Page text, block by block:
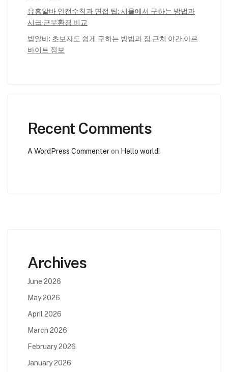
유흥알바 안전수칙과 면접 팁: 서울에서 구하는 방법과
시급·근무환경 비교
밤알바: 초보자도 쉽게 구하는 방법과 집 근처 야간 아르
바이트 정보
Recent Comments
A WordPress Commenteron Hello world!
Archives
June 2026
May 2026
April 2026
March 2026
February 2026
January 2026